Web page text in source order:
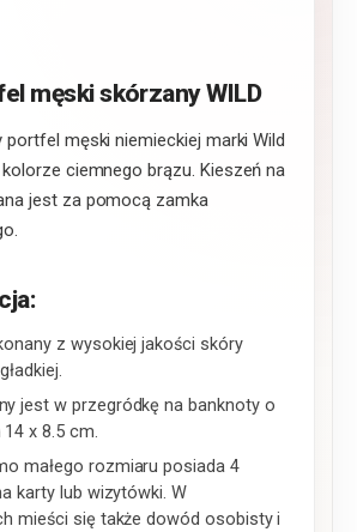
męski skórzany WILD
portfel męski niemieckiej marki Wild
ciemnego brązu. Kieszeń na
jest za pomocą zamka
z wysokiej jakości skóry
jest w przegródkę na banknoty o
x 8.5 cm.
małego rozmiaru posiada 4
karty lub wizytówki. W
mieści się także dowód osobisty i